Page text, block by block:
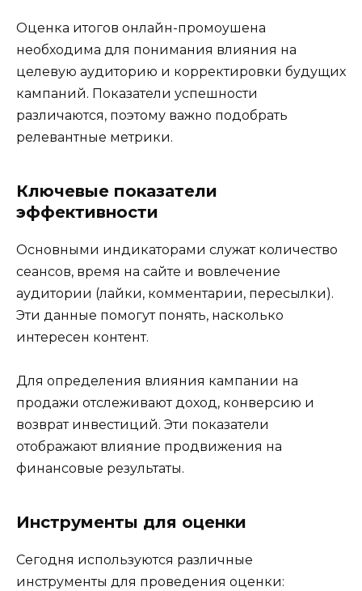
Оценка итогов онлайн-промоушена
необходима для понимания влияния на
целевую аудиторию и корректировки будущих
кампаний. Показатели успешности
различаются, поэтому важно подобрать
релевантные метрики.
Ключевые показатели
эффективности
Основными индикаторами служат количество
сеансов, время на сайте и вовлечение
аудитории (лайки, комментарии, пересылки).
Эти данные помогут понять, насколько
интересен контент.
Для определения влияния кампании на
продажи отслеживают доход, конверсию и
возврат инвестиций. Эти показатели
отображают влияние продвижения на
финансовые результаты.
Инструменты для оценки
Сегодня используются различные
инструменты для проведения оценки: